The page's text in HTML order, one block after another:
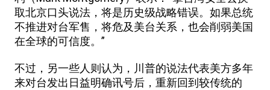
取北京口头说法，将是历史级战略错误。如果总统
不推进对台军售，将危及美台关系，也会削弱美国
在全球的可信度。”
不过，另一些人则认为，川普的说法代表美方多年
来对台发出日益明确讯号后，重新回到较传统的